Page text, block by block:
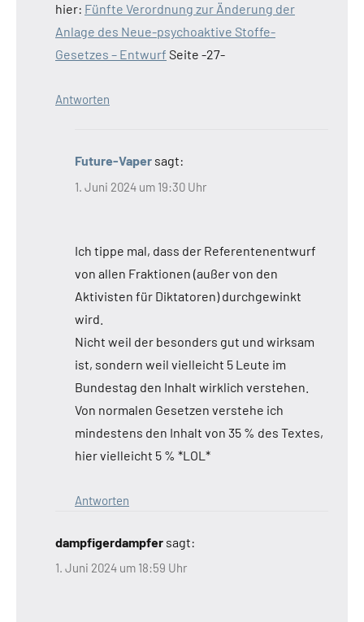
hier: Fünfte Verordnung zur Änderung der
Anlage des Neue-psychoaktive Stoffe-
Gesetzes – Entwurf Seite -27-
Antworten
Future-Vaper sagt:
1. Juni 2024 um 19:30 Uhr
Ich tippe mal, dass der Referentenentwurf
von allen Fraktionen (außer von den
Aktivisten für Diktatoren) durchgewinkt
wird.
Nicht weil der besonders gut und wirksam
ist, sondern weil vielleicht 5 Leute im
Bundestag den Inhalt wirklich verstehen.
Von normalen Gesetzen verstehe ich
mindestens den Inhalt von 35 % des Textes,
hier vielleicht 5 % *LOL*
Antworten
dampfigerdampfer sagt:
1. Juni 2024 um 18:59 Uhr